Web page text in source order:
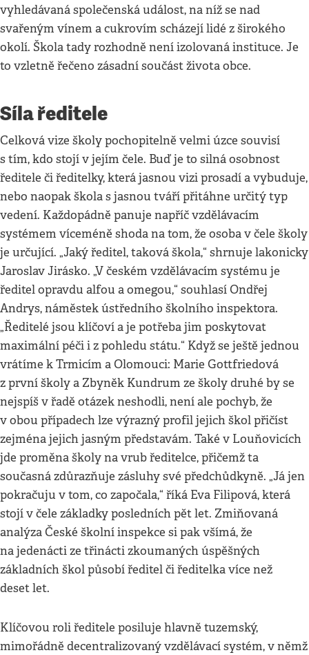
vyhledávaná společenská událost, na níž se nad
svařeným vínem a cukrovím scházejí lidé z širokého
okolí. Škola tady rozhodně není izolovaná instituce. Je
to vzletně řečeno zásadní součást života obce.
Síla ředitele
Celková vize školy pochopitelně velmi úzce souvisí
s tím, kdo stojí v jejím čele. Buď je to silná osobnost
ředitele či ředitelky, která jasnou vizi prosadí a vybuduje,
nebo naopak škola s jasnou tváří přitáhne určitý typ
vedení. Každopádně panuje napříč vzdělávacím
systémem víceméně shoda na tom, že osoba v čele školy
je určující. „Jaký ředitel, taková škola,“ shrnuje lakonicky
Jaroslav Jirásko. „V českém vzdělávacím systému je
ředitel opravdu alfou a omegou,“ souhlasí Ondřej
Andrys, náměstek ústředního školního inspektora.
„Ředitelé jsou klíčoví a je potřeba jim poskytovat
maximální péči i z pohledu státu.“ Když se ještě jednou
vrátíme k Trmicím a Olomouci: Marie Gottfriedová
z první školy a Zbyněk Kundrum ze školy druhé by se
nejspíš v řadě otázek neshodli, není ale pochyb, že
v obou případech lze výrazný profil jejich škol přičíst
zejména jejich jasným představám. Také v Louňovicích
jde proměna školy na vrub ředitelce, přičemž ta
současná zdůrazňuje zásluhy své předchůdkyně. „Já jen
pokračuju v tom, co započala,“ říká Eva Filipová, která
stojí v čele základky posledních pět let. Zmiňovaná
analýza České školní inspekce si pak všímá, že
na jedenácti ze třinácti zkoumaných úspěšných
základních škol působí ředitel či ředitelka více než
deset let.
Klíčovou roli ředitele posiluje hlavně tuzemský,
mimořádně decentralizovaný vzdělávací systém, v němž